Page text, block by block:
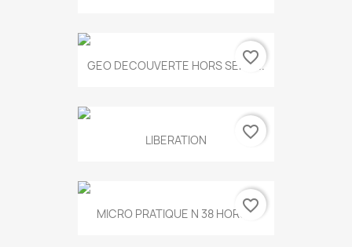
GEO DECOUVERTE HORS SERIE...
favorite_border
LIBERATION favorite_border
MICRO PRATIQUE N 38 HORS...
favorite_border